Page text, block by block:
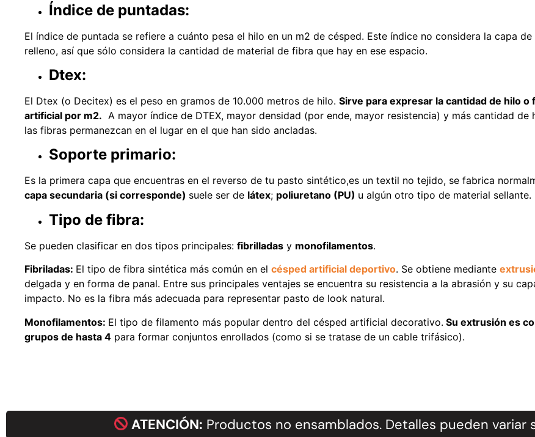
Índice de puntadas:
El índice de puntada se refiere a cuánto pesa el hilo en un m2 de césped. Este índice no considera la capa
relleno, así que sólo considera la cantidad de material de fibra que hay en ese espacio.
Dtex:
El Dtex (o Decitex) es el peso en gramos de 10.000 metros de hilo. Sirve para expresar la cantidad de hilo
artificial por m2. A mayor índice de DTEX, mayor densidad (por ende, mayor resistencia) y más cantidad de
las fibras permanezcan en el lugar en el que han sido ancladas.
Soporte primario:
Es la primera capa que encuentras en el reverso de tu pasto sintético,es un textil no tejido, se fabrica
capa secundaria (si corresponde) suele ser de látex; poliuretano (PU) u algún otro tipo de material sellante.
Tipo de fibra:
Se pueden clasificar en dos tipos principales: fibrilladas y monofilamentos.
Fibriladas: El tipo de fibra sintética más común en el césped artificial deportivo. Se obtiene mediante
delgada y en forma de panal. Entre sus principales ventajes se encuentra su resistencia a la abrasión y su
impacto. No es la fibra más adecuada para representar pasto de look natural.
Monofilamentos: El tipo de filamento más popular dentro del césped artificial decorativo. Su extrusión es
grupos de hasta 4 para formar conjuntos enrollados (como si se tratase de un cable trifásico).
ATENCIÓN: Productos no ensamblados. Detalles pueden variar